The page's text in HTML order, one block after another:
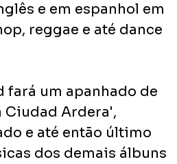
e em espanhol em
reggae e até dance
fará um apanhado de
Ciudad Ardera',
e até então último
dos demais álbuns